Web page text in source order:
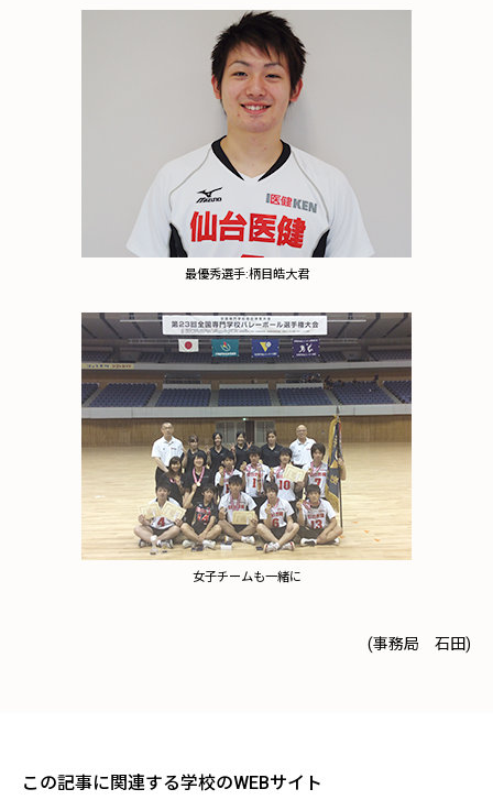
最優秀選手:柄目皓大君
女子チームも一緒に
(事務局 石田)
この記事に関連する学校のWEBサイト